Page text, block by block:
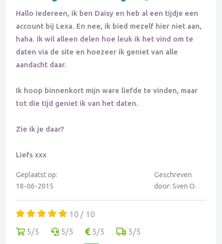
Hallo iedereen, ik ben Daisy en heb al een tijdje een
account bij Lexa. En nee, ik bied mezelf hier niet aan,
haha. Ik wil alleen delen hoe leuk ik het vind om te
daten via de site en hoezeer ik geniet van alle
aandacht daar.
Ik hoop binnenkort mijn ware liefde te vinden, maar
tot die tijd geniet ik van het daten.
Zie ik je daar?
Liefs xxx
Geplaatst op:
18-06-2015
Geschreven
door: Sven O.
10 / 10
5/5
5/5 5/5
5/5